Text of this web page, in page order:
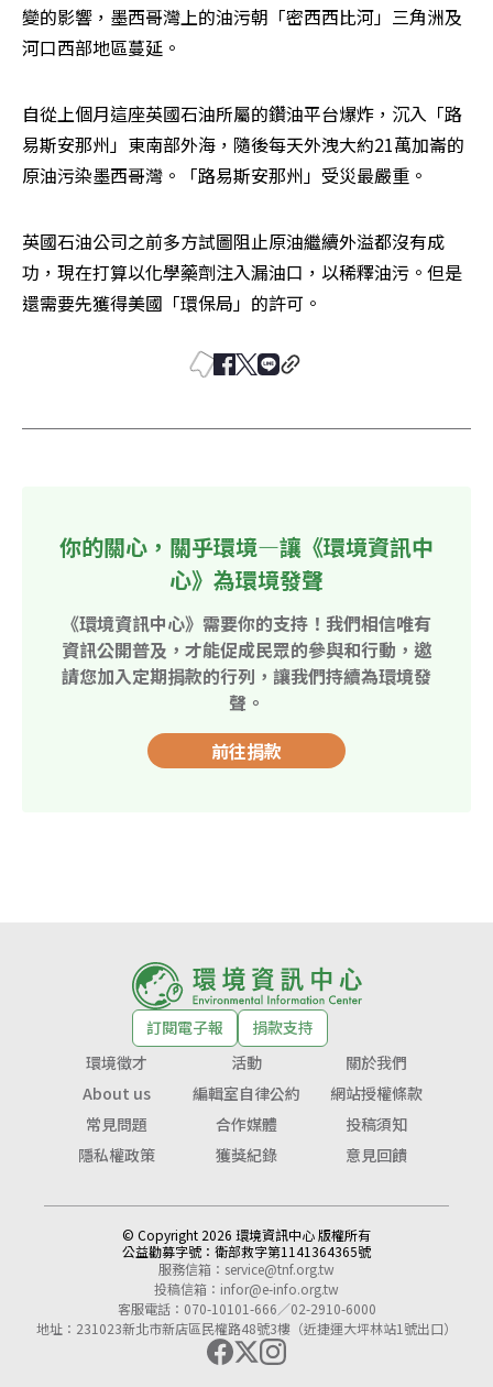
變的影響，墨西哥灣上的油污朝「密西西比河」三角洲及
河口西部地區蔓延。
自從上個月這座英國石油所屬的鑽油平台爆炸，沉入「路
易斯安那州」東南部外海，隨後每天外洩大約21萬加崙的
原油污染墨西哥灣。「路易斯安那州」受災最嚴重。
英國石油公司之前多方試圖阻止原油繼續外溢都沒有成
功，現在打算以化學藥劑注入漏油口，以稀釋油污。但是
還需要先獲得美國「環保局」的許可。
你的關心，關乎環境—讓《環境資訊中
心》為環境發聲
《環境資訊中心》需要你的支持！我們相信唯有
資訊公開普及，才能促成民眾的參與和行動，邀
請您加入定期捐款的行列，讓我們持續為環境發
聲。
前往捐款
訂閱電子報
捐款支持
環境徵才
活動
關於我們
About us
編輯室自律公約
網站授權條款
常見問題
合作媒體
投稿須知
隱私權政策
獲獎紀錄 意見回饋
© Copyright 2026 環境資訊中心 版權所有
公益勸募字號： 衛部救字第1141364365號
服務信箱： service@tnf.org.tw
投稿信箱： infor@e-info.org.tw
客服電話：070-10101-666／02-2910-6000
地址：231023新北市新店區民權路48號3樓（近捷運大坪林站1號出口）